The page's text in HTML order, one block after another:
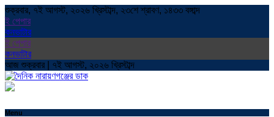
শুক্রবার, ৭ই আগস্ট, ২০২৬ খ্রিস্টাব্দ, ২৩শে শ্রাবণ, ১৪৩৩ বঙ্গাব্দ
ই পেপার
কনভাটার
ই পেপার
কনভাটার
আজ শুক্রবার | ৭ই আগস্ট, ২০২৬ খ্রিস্টাব্দ
Menu